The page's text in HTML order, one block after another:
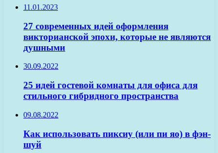
11.01.2023
27 современных идей оформления
викторианской эпохи, которые не являются
душными
30.09.2022
25 идей гостевой комнаты для офиса для
стильного гибридного пространства
09.08.2022
Как использовать пиксиу (или пи яо) в фэн-
шуй